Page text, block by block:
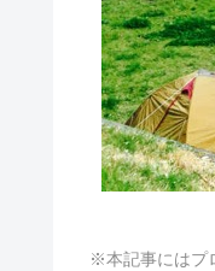
※本記事にはプ